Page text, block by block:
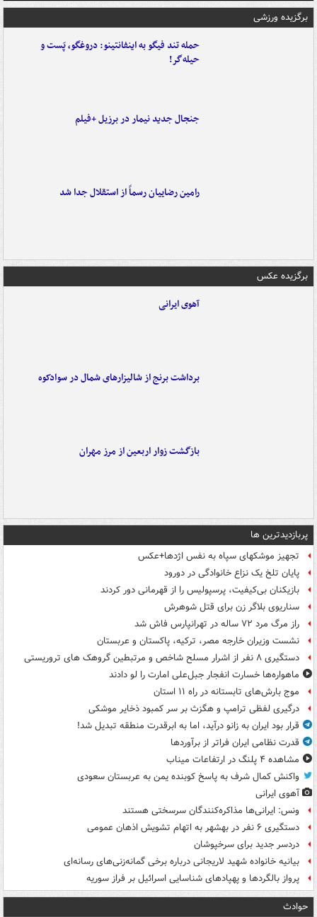
برگزیده ورزشی
حمله تند فیگو به اینفانتینو: دروغگو، پَست‌ و
حیله‌گر!
جنجال جدید نیمار در برزیل +فیلم
رامین رضاییان رسماً از استقلال جدا شد
برگزیده عکس
آهوی ایرانی
برداشت برنج از شالیزارهای شمال در سوادکوه
بازگشت زوار اربعین از مرز مهران
پربازدیدترین ها
تجهیز موشکهای سپاه به نفس اژدها+عکس
پایان تلخ یک نزاع خانوادگی در دورود
بازیکنان بی‌کیفیت، پرسپولیس را از قهرمانی دور کردند
سناریوی بلاگر زن برای قتل شوهرش
راز مرگ مرد ۷۲ ساله در تهرانپارس فاش شد
نشست وزیران خارجه مصر، ترکیه، پاکستان و عربستان
دستگیری ۸ نفر از اشرار مسلح شاخص و مرتبطین گروهک های تروریستی
ماهواره‌ها خسارت انفجار جبل‌علی امارت را لو دادند
موج بارش‌های تابستانه در راه ۱۱ استان
درگیری لفظی ترامپ و هگزث بر سر کمبود ذخایر موشکی
قرار بود ایران به زانو درآید، اما به ابرقدرت منطقه تبدیل شد!
قدرت نظامی ایران فراتر از برآوردها
مشاهده ۴ پلنگ در ارتفاعات میناب
واکنش کمال شرف به پاسخ کوبنده یمن به عربستان سعودی
آهوی ایرانی
ونس: ایرانی‌ها مذاکره‌کنندگان سرسختی هستند
دستگیری ۶ نفر در بهشهر به اتهام تشویش اذهان عمومی
دردسر جدید برای سرخپوشان
بیانیه خانواده شهید لاریجانی درباره برخی گمانه‌زنی‌های رسانه‌ای
پرواز بالگردها و پهپادهای شناسایی اسرائیل بر فراز سوریه
حوادث